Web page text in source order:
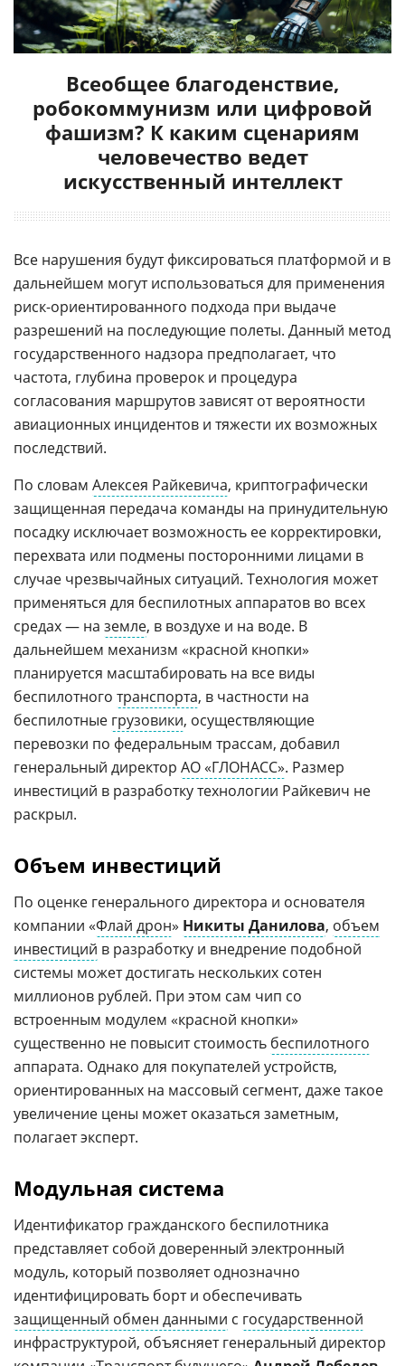
Всеобщее благоденствие,
робокоммунизм или цифровой
фашизм? К каким сценариям
человечество ведет
искусственный интеллект
Все нарушения будут фиксироваться платформой и в
дальнейшем могут использоваться для применения
риск-ориентированного подхода при выдаче
разрешений на последующие полеты. Данный метод
государственного надзора предполагает, что
частота, глубина проверок и процедура
согласования маршрутов зависят от вероятности
авиационных инцидентов и тяжести их возможных
последствий.
По словам Алексея Райкевича, криптографически
защищенная передача команды на принудительную
посадку исключает возможность ее корректировки,
перехвата или подмены посторонними лицами в
случае чрезвычайных ситуаций. Технология может
применяться для беспилотных аппаратов во всех
средах — на земле, в воздухе и на воде. В
дальнейшем механизм «красной кнопки»
планируется масштабировать на все виды
беспилотного транспорта, в частности на
беспилотные грузовики, осуществляющие
перевозки по федеральным трассам, добавил
генеральный директор АО «ГЛОНАСС». Размер
инвестиций в разработку технологии Райкевич не
раскрыл.
Объем инвестиций
По оценке генерального директора и основателя
компании «Флай дрон» Никиты Данилова, объем
инвестиций в разработку и внедрение подобной
системы может достигать нескольких сотен
миллионов рублей. При этом сам чип со
встроенным модулем «красной кнопки»
существенно не повысит стоимость беспилотного
аппарата. Однако для покупателей устройств,
ориентированных на массовый сегмент, даже такое
увеличение цены может оказаться заметным,
полагает эксперт.
Модульная система
Идентификатор гражданского беспилотника
представляет собой доверенный электронный
модуль, который позволяет однозначно
идентифицировать борт и обеспечивать
защищенный обмен данными с государственной
инфраструктурой, объясняет генеральный директор